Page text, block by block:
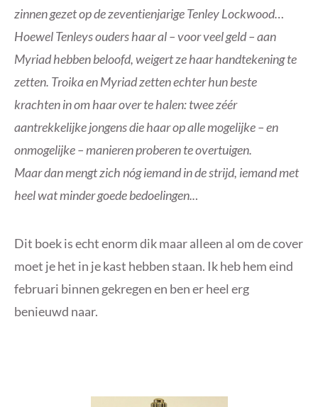
zinnen gezet op de zeventienjarige Tenley Lockwood…
Hoewel Tenleys ouders haar al – voor veel geld – aan
Myriad hebben beloofd, weigert ze haar handtekening te
zetten. Troika en Myriad zetten echter hun beste
krachten in om haar over te halen: twee zéér
aantrekkelijke jongens die haar op alle mogelijke – en
onmogelijke – manieren proberen te overtuigen.
Maar dan mengt zich nóg iemand in de strijd, iemand met
heel wat minder goede bedoelingen...
Dit boek is echt enorm dik maar alleen al om de cover
moet je het in je kast hebben staan. Ik heb hem eind
februari binnen gekregen en ben er heel erg
benieuwd naar.